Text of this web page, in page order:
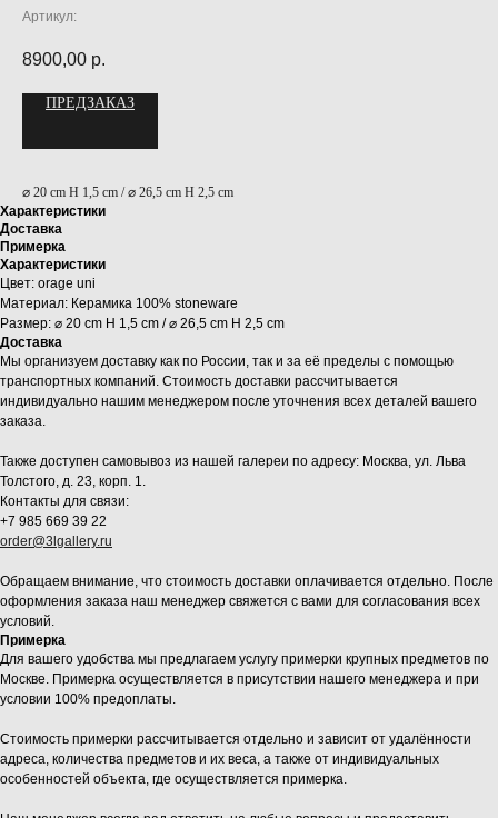
Артикул:
8900,00 р.
ПРЕДЗАКАЗ
⌀ 20 cm H 1,5 cm / ⌀ 26,5 cm H 2,5 cm
Характеристики
Доставка
Примерка
Характеристики
Цвет: orage uni
Материал: Керамика 100% stoneware
Размер: ⌀ 20 cm H 1,5 cm / ⌀ 26,5 cm H 2,5 cm
Доставка
Мы организуем доставку как по России, так и за её пределы с помощью
транспортных компаний. Стоимость доставки рассчитывается
индивидуально нашим менеджером после уточнения всех деталей вашего
заказа.
Также доступен самовывоз из нашей галереи по адресу: Москва, ул. Льва
Толстого, д. 23, корп. 1.
Контакты для связи:
+7 985 669 39 22
order@3lgallery.ru
Обращаем внимание, что стоимость доставки оплачивается отдельно. После
оформления заказа наш менеджер свяжется с вами для согласования всех
условий.
Примерка
Для вашего удобства мы предлагаем услугу примерки крупных предметов по
Москве. Примерка осуществляется в присутствии нашего менеджера и при
условии 100% предоплаты.
Стоимость примерки рассчитывается отдельно и зависит от удалённости
адреса, количества предметов и их веса, а также от индивидуальных
особенностей объекта, где осуществляется примерка.